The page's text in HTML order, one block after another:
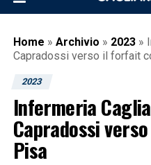
Home » Archivio » 2023 »
Capradossi verso il forfait
2023
Infermeria
Capradossi
Pisa